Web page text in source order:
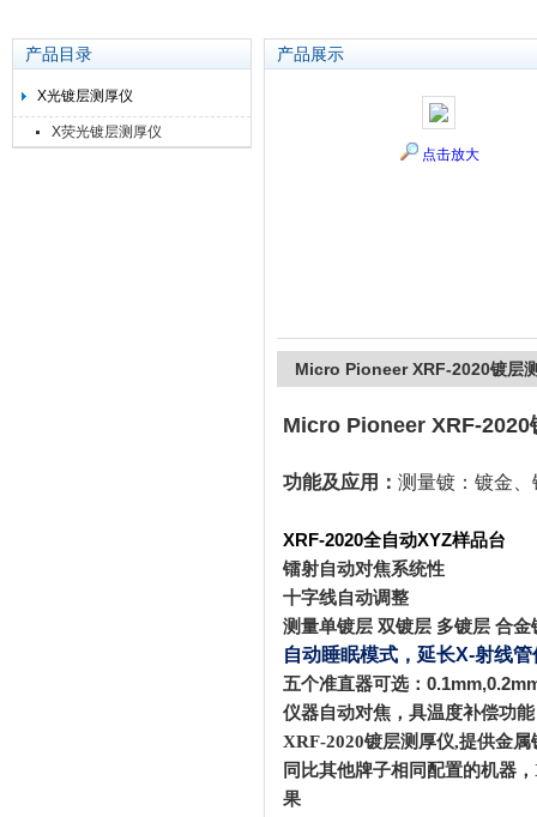
产品目录
X光镀层测厚仪
X荧光镀层测厚仪
产品展示
点击放大
Micro Pioneer XRF-2020镀层
Micro Pioneer XRF-2020
功能及应用： 测量镀： 镀金
XRF-2020全自动XYZ样品台
镭射自动对焦系统性
十字线自动调整
测量单镀层 双镀层 多镀层 合金
自动睡眠模式，延长X-射线管
五个准直器可选：
仪器自动对焦，具温度补偿功
XRF-2020镀层测厚仪,提供金属
同比其他牌子相同配置的机器，
果